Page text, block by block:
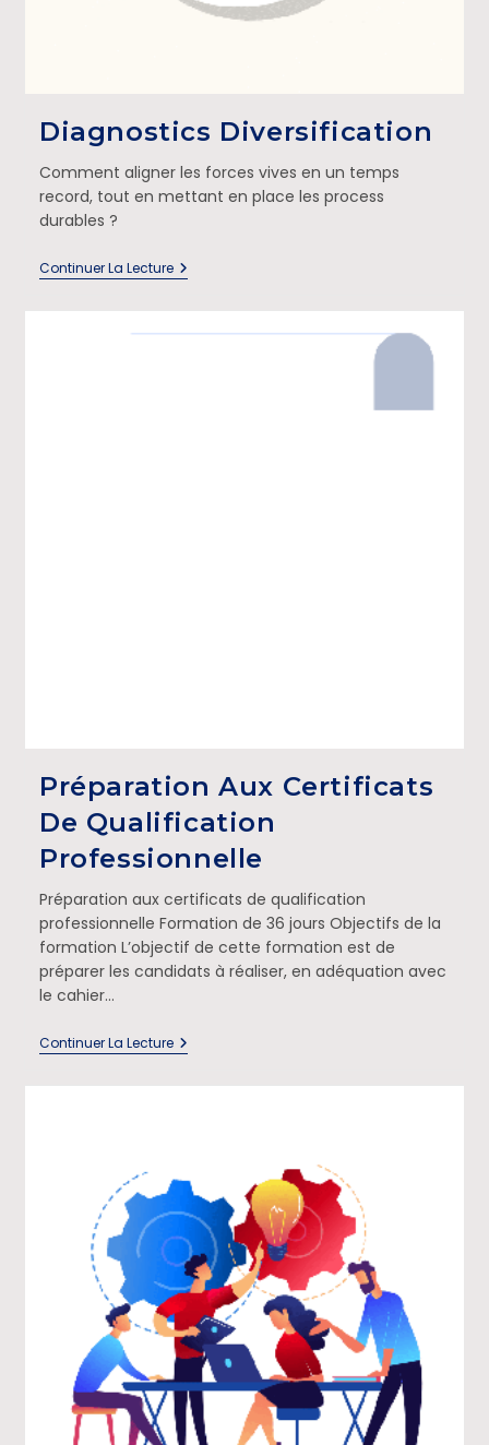
Diagnostics Diversification
Comment aligner les forces vives en un temps
record, tout en mettant en place les process
durables ?
Continuer La Lecture
Préparation Aux Certificats
De Qualification
Professionnelle
Préparation aux certificats de qualification
professionnelle Formation de 36 jours Objectifs de la
formation L’objectif de cette formation est de
préparer les candidats à réaliser, en adéquation avec
le cahier…
Continuer La Lecture